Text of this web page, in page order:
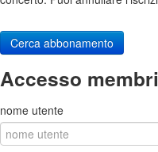
Cerca abbonamento
Accesso membri
nome utente